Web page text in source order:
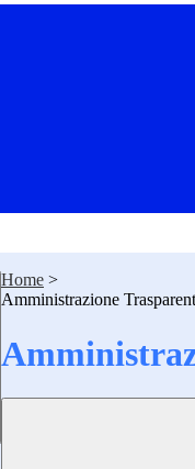
Home >
Amministrazione